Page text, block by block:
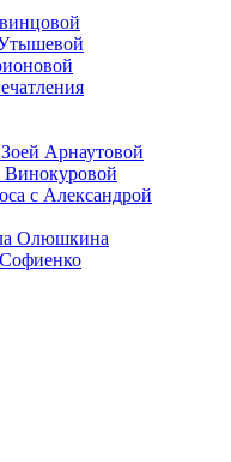
Арнаутовой
Винокуровой
с Александрой
Олюшкина